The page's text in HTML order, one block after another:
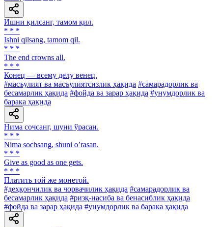
Ишни қилсанг, тамом қил.
* * *
Ishni qilsang, tamom qil.
* * *
The end crowns all.
* * *
Конец — всему делу венец.
#масъулият ва масъулиятсизлик ҳақида #самарадорлик ва
бесамарлик ҳақида #фойда ва зарар ҳақида #унумдорлик ва
барака ҳақида
Нима сочсанг, шуни ўрасан.
* * *
Nima sochsang, shuni oʼrasan.
* * *
Give as good as one gets.
* * *
Платить той же монетой.
#деҳқончилик ва чорвачилик ҳақида #самарадорлик ва
бесамарлик ҳақида #ризқ-насиба ва бенасиблик ҳақида
#фойда ва зарар ҳақида #унумдорлик ва барака ҳақида